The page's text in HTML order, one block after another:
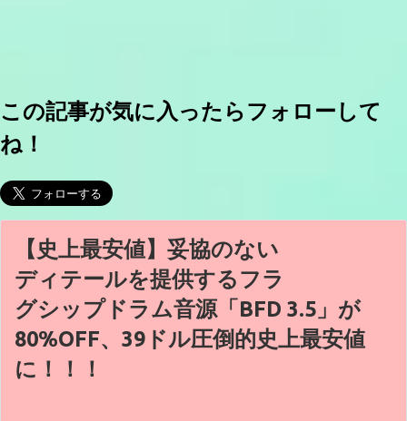
この記事が気に入ったらフォローして
ね！
【史上最安値】妥協のない
ディテールを提供するフラ
グシップドラム音源「BFD 3.5」が
80%OFF、39ドル圧倒的史上最安値
に！！！